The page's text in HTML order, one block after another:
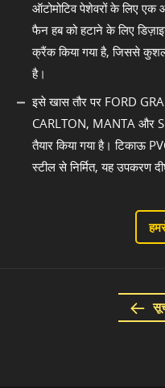
ऑटोमोटिव पेशेवरों के लिए
फैन हब को हटाने के लिए
क्रैंक किया गया है, जिससे
है।
इसे खास तौर पर FORD
CARLTON, MANTA और
तैयार किया गया है। टिकाऊ
स्टील से निर्मित, यह उपकरण